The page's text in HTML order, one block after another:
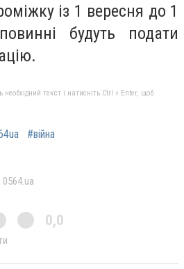
із 1 вересня до 1
будуть подати
текст і натисніть Ctrl + Enter, щоб
#війна
0,0